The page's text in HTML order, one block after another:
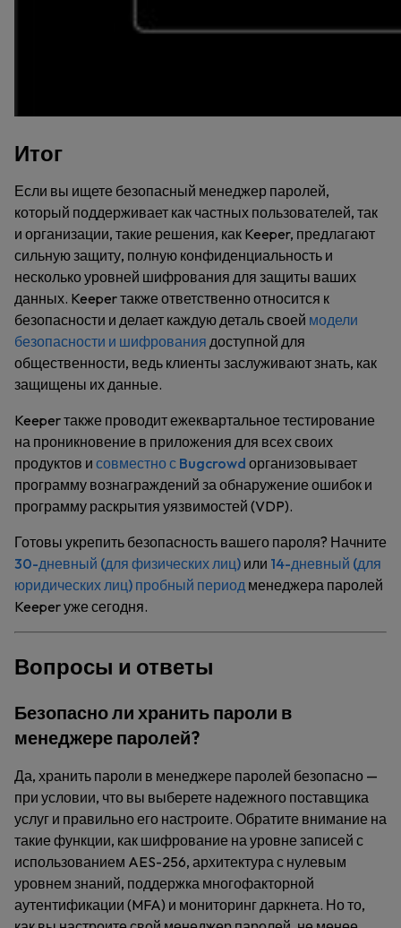
Итог
Если вы ищете безопасный менеджер паролей,
который поддерживает как частных пользователей, так
и организации, такие решения, как Keeper, предлагают
сильную защиту, полную конфиденциальность и
несколько уровней шифрования для защиты ваших
данных. Keeper также ответственно относится к
безопасности и делает каждую деталь своей модели
безопасности и шифрования доступной для
общественности, ведь клиенты заслуживают знать, как
защищены их данные.
Keeper также проводит ежеквартальное тестирование
на проникновение в приложения для всех своих
продуктов и совместно с Bugcrowd организовывает
программу вознаграждений за обнаружение ошибок и
программу раскрытия уязвимостей (VDP).
Готовы укрепить безопасность вашего пароля? Начните
30-дневный (для физических лиц) или 14-дневный (для
юридических лиц) пробный период менеджера паролей
Keeper уже сегодня.
Вопросы и ответы
Безопасно ли хранить пароли в
менеджере паролей?
Да, хранить пароли в менеджере паролей безопасно —
при условии, что вы выберете надежного поставщика
услуг и правильно его настроите. Обратите внимание на
такие функции, как шифрование на уровне записей с
использованием AES-256, архитектура с нулевым
уровнем знаний, поддержка многофакторной
аутентификации (MFA) и мониторинг даркнета. Но то,